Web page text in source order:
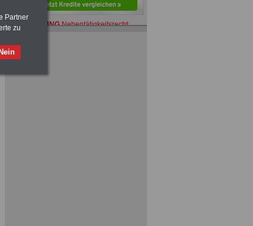
ACHTUNGNebentätigkeitsrecht:
Partner
zu
Nein